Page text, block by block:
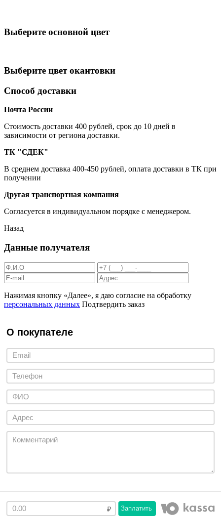
Выберите oсновной цвет
Выберите цвет окантовки
Способ доставки
Почта России
Cтоимость доставки 400 рублей, срок до 10 дней в
зависимости от региона доставки.
ТК "СДЕК"
В среднем доставка 400-450 рублей, оплата доставки в ТК при
получении
Другая транспортная компания
Согласуется в индивидуальном порядке с менеджером.
Назад
Данные получателя
Нажимая кнопку «Далее», я даю согласие на обработку
персональных данных Подтвердить заказ
О покупателе
Заплатить